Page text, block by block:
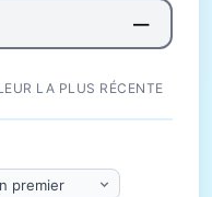
—
LA PLUS RÉCENTE